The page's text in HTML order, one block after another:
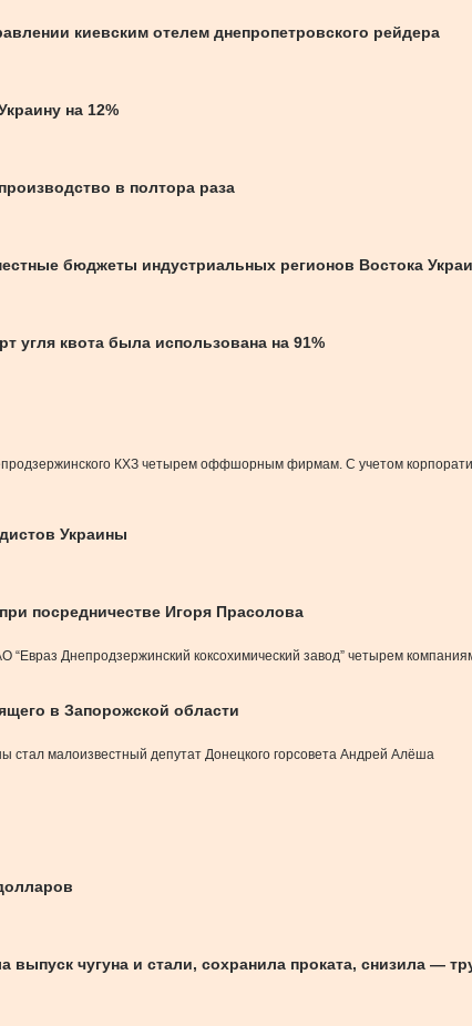
киевским отелем днепропетровского рейдера
на 12%
в полтора раза
бюджеты индустриальных регионов Востока
угля квота была использована на 91%
КХЗ четырем оффшорным фирмам. С учетом
Украины
посредничестве Игоря Прасолова
“Евраз Днепродзержинский коксохимический завод” четырем
в Запорожской области
стал малоизвестный депутат Донецкого горсовета Андрей Алёша
выпуск чугуна и стали, сохранила проката, снизила —